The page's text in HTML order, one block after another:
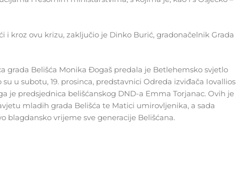
kroz ovu krizu, zaključio je Dinko Burić, gradonačelnik Grada
grada Belišća Monika Đogaš predala je Betlehemsko svjetlo
u subotu, 19. prosinca, predstavnici Odreda izviđača Iovallios
je predsjednica belišćanskog DND-a Emma Torjanac. Ovih je
mladih grada Belišća te Matici umirovljenika, a sada
blagdansko vrijeme sve generacije Belišćana.